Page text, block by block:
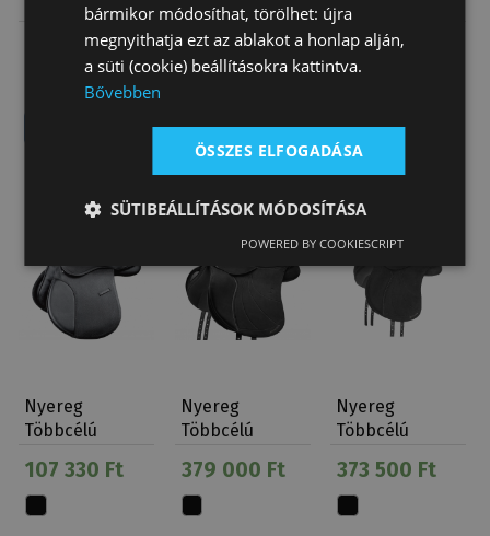
Többcélú
Széles Hát
384 750 Ft
Többcélú
Wintec 500
327 600 Ft
Többcélú
Winteclite
440 910 Ft
Nyereg
Többcélú
107 330 Ft
Nyereg
Többcélú
Széles…
379 000 Ft
Nyereg
Többcélú
373 500 Ft
bármikor módosíthat, törölhet: újra
megnyithatja ezt az ablakot a honlap alján,
a süti (cookie) beállításokra kattintva.
Bővebben
ÖSSZES ELFOGADÁSA
SÜTIBEÁLLÍTÁSOK MÓDOSÍTÁSA
POWERED BY COOKIESCRIPT